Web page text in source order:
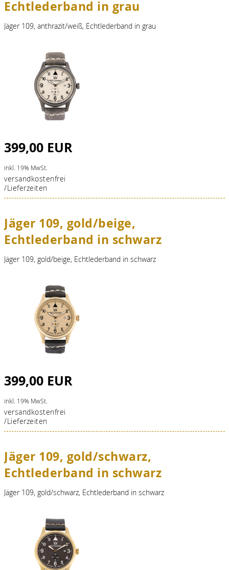
Echtlederband in grau
Jäger 109, anthrazit/weiß, Echtlederband in grau
399,00 EUR
inkl. 19% MwSt.
versandkostenfrei
/Lieferzeiten
Jäger 109, gold/beige,
Echtlederband in schwarz
Jäger 109, gold/beige, Echtlederband in schwarz
399,00 EUR
inkl. 19% MwSt.
versandkostenfrei
/Lieferzeiten
Jäger 109, gold/schwarz,
Echtlederband in schwarz
Jäger 109, gold/schwarz, Echtlederband in schwarz